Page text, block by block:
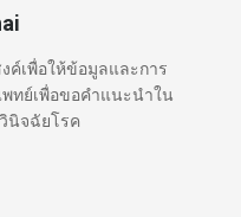
ค์เพื่อให้ข้อมูลและการ
ทย์เพื่อขอคำแนะนำใน
นิจฉัยโรค